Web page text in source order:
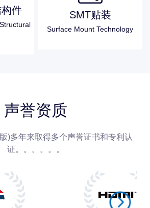
件 SMT贴装
Surface Mount Technology
声誉资质
)多年来取得多个声誉证书和专利认
证。。。。。。